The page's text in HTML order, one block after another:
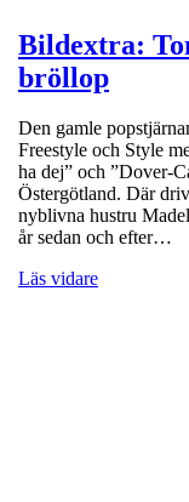
Bildextra:
bröllop
Den gamle
Freestyle och Style
ha dej” och ”Dover-
Östergötland. Där
nyblivna hustru
år sedan och efter…
Läs vidare